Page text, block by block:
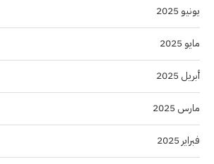
يونيو 2025
مايو 2025
أبريل 2025
مارس 2025
فبراير 2025